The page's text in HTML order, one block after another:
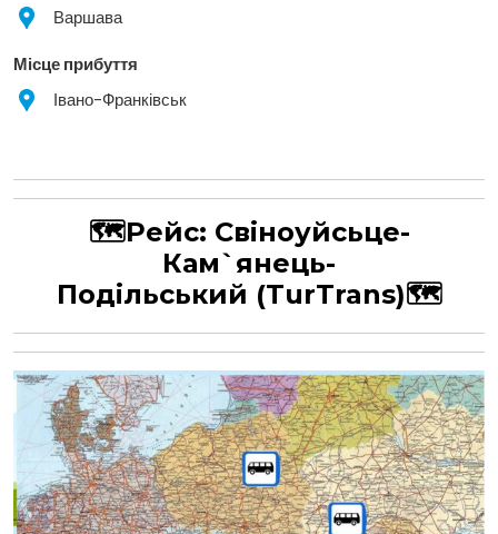
Варшава
Місце прибуття
Івано-Франківськ
🗺Рейс: Свіноуйсьце-
Кам`янець-
Подільський (TurTrans)🗺